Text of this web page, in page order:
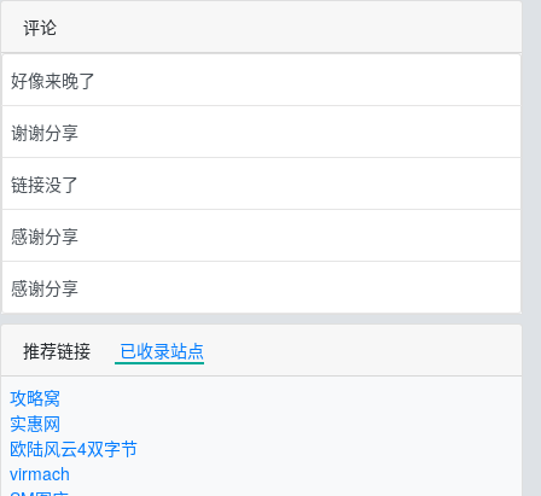
评论
好像来晚了
谢谢分享
链接没了
感谢分享
感谢分享
推荐链接
已收录站点
攻略窝
实惠网
欧陆风云4双字节
virmach